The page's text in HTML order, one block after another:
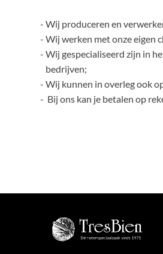
- Wij produceren en
- Wij werken met onze eigen
- Wij gespecialiseerd zijn in
bedrijven;
- Wij kunnen in overleg ook
- Bij ons kan je betalen op